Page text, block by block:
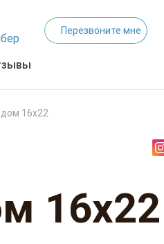
Перезвоните мне
16х22
16х22